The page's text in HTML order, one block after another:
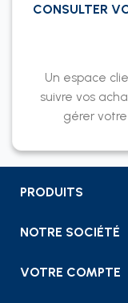
CONSULTER
Un espace
suivre vos
gérer
PRODUITS
NOTRE SOCIÉTÉ
VOTRE COMPTE